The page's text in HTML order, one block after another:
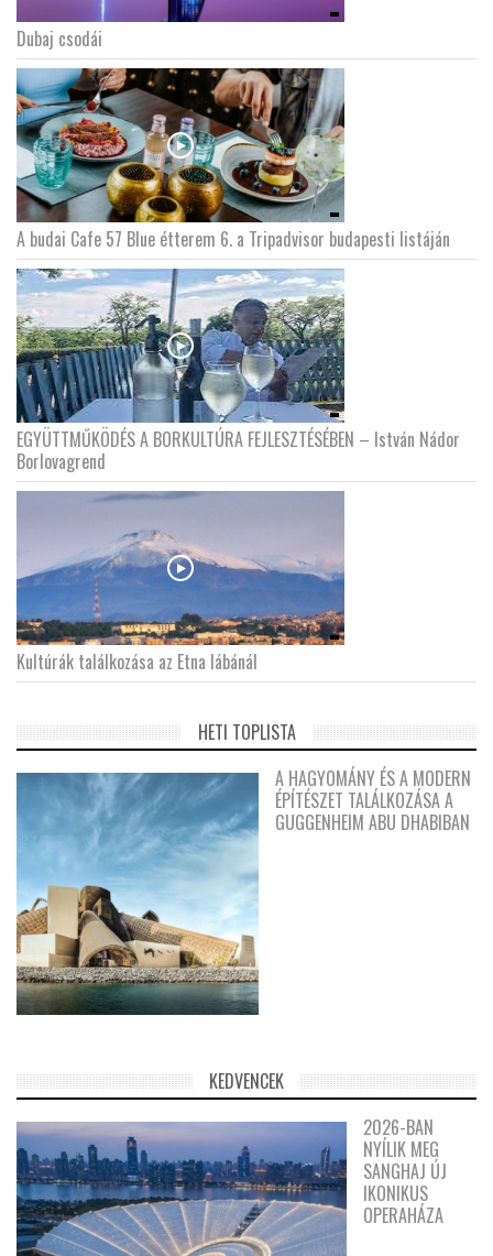
Dubaj csodái
A budai Cafe 57 Blue étterem 6. a Tripadvisor budapesti listáján
EGYÜTTMŰKÖDÉS A BORKULTÚRA FEJLESZTÉSÉBEN – István Nádor
Borlovagrend
Kultúrák találkozása az Etna lábánál
HETI TOPLISTA
A HAGYOMÁNY ÉS A MODERN
ÉPÍTÉSZET TALÁLKOZÁSA A
GUGGENHEIM ABU DHABIBAN
KEDVENCEK
2026-BAN
NYÍLIK MEG
SANGHAJ ÚJ
IKONIKUS
OPERAHÁZA